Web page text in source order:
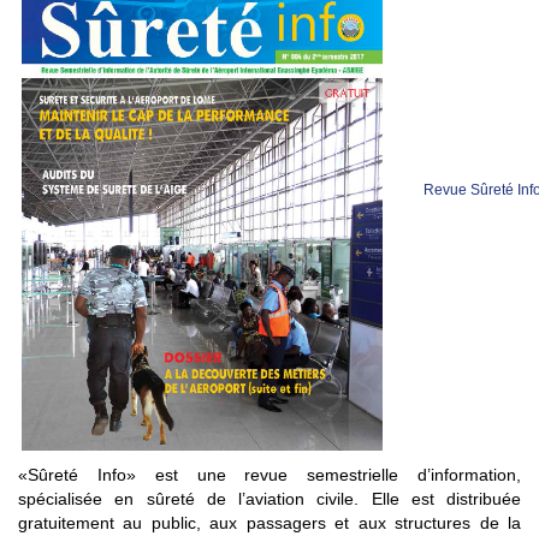
Revue Sûreté
«Sûreté Info» est une revue semestrielle d’information,
spécialisée en sûreté de l’aviation civile. Elle est distribuée
gratuitement au public, aux passagers et aux structures de la